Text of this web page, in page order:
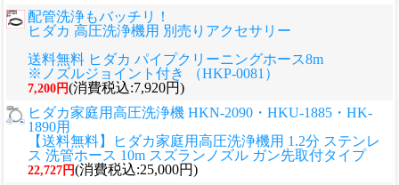
配管洗浄もバッチリ！
ヒダカ 高圧洗浄機用 別売りアクセサリー
送料無料 ヒダカ パイプクリーニングホース8m
※ノズルジョイント付き （HKP-0081）
7,200円(消費税込:7,920円)
ヒダカ家庭用高圧洗浄機 HKN-2090・HKU-1885・HK-
1890用
【送料無料】ヒダカ家庭用高圧洗浄機用 1.2分 ステンレ
ス 洗管ホース 10m スズランノズル ガン先取付タイプ
22,727円(消費税込:25,000円)